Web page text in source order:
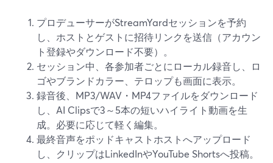
プロデューサーがStreamYardセッションを予約
し、ホストとゲストに招待リンクを送信（アカウン
ト登録やダウンロード不要）。
セッション中、各参加者ごとにローカル録音し、ロ
ゴやブランドカラー、テロップも画面に表示。
録音後、MP3/WAV・MP4ファイルをダウンロード
し、AI Clipsで3～5本の短いハイライト動画を生
成。必要に応じて軽く編集。
最終音声をポッドキャストホストへアップロード
し、クリップはLinkedInやYouTube Shortsへ投稿。